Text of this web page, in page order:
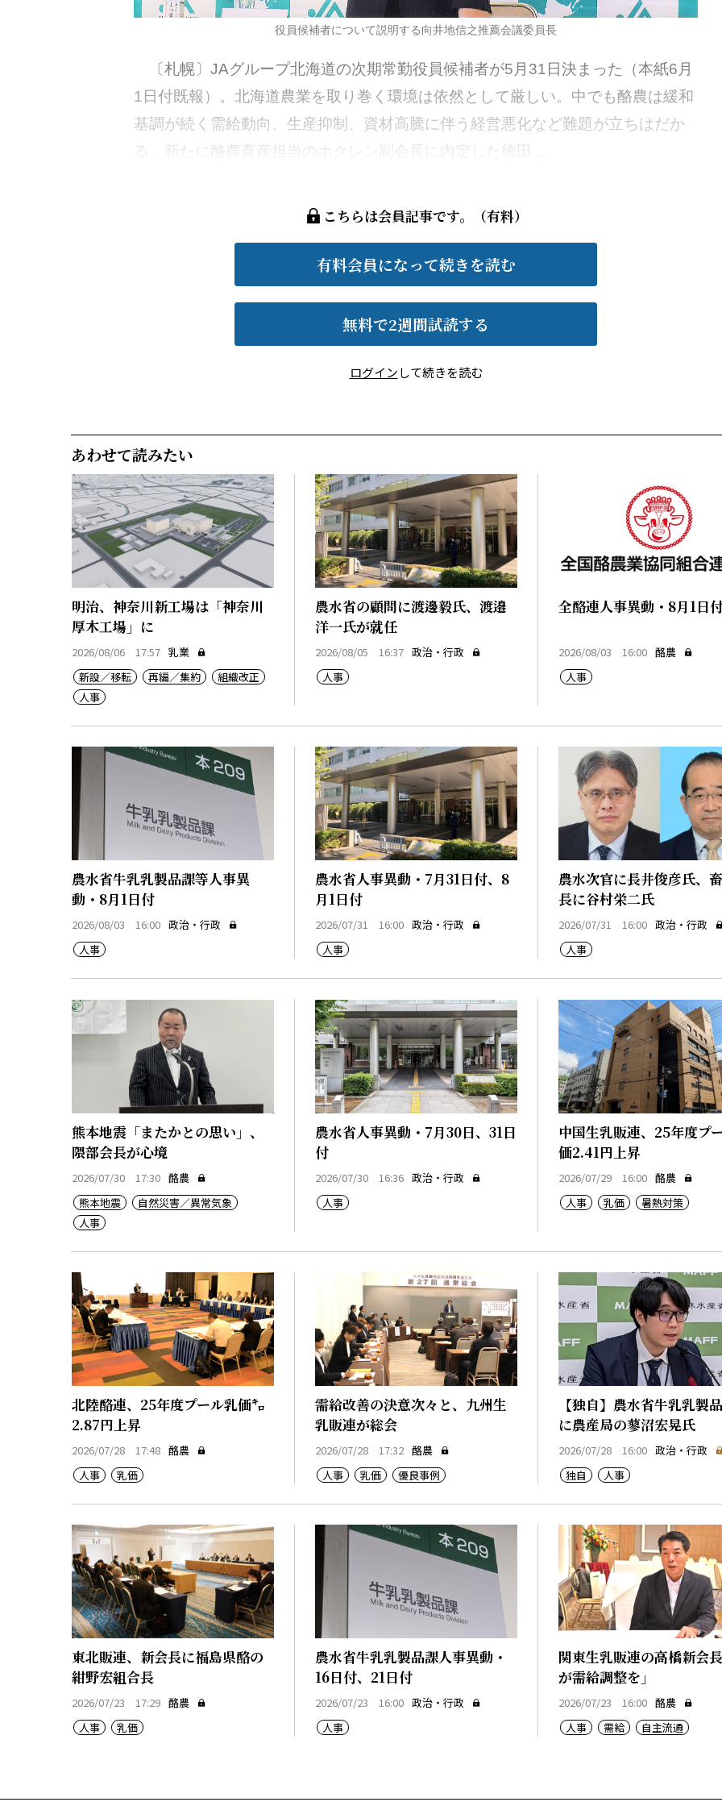
役員候補者について説明する向井地信之推薦会議委員長
〔札幌〕JAグループ北海道の次期常勤役員候補者が5月31日決まった（本紙6月
1日付既報）。北海道農業を取り巻く環境は依然として厳しい。中でも酪農は緩和
基調が続く需給動向、生産抑制、資材高騰に伴う経営悪化など難題が立ちはだか
る。新たに酪農畜産担当のホクレン副会長に内定した徳田...
こちらは会員記事です。（有料）
有料会員になって続きを読む
無料で2週間試読する
ログインして続きを読む
あわせて読みたい
明治、神奈川新工場は「神奈川
厚木工場」に
2026/08/06 17:57 乳業
新設／移転
再編／集約
組織改正
人事
農水省の顧問に渡邊毅氏、渡邉
洋一氏が就任
2026/08/05 16:37 政治・行政
人事
全酪連人事異動・8月1日
2026/08/03 16:00 酪農
人事
農水省牛乳乳製品課等人事異
動・8月1日付
2026/08/03 16:00 政治・行政
人事
農水省人事異動・7月31日付、8
月1日付
2026/07/31 16:00 政治・行政
人事
農水次官に長井俊彦氏、
長に谷村栄二氏
2026/07/31 16:00 政治・行政
人事
熊本地震「またかとの思い」、
隈部会長が心境
2026/07/30 17:30 酪農
熊本地震
自然災害／異常気象
人事
農水省人事異動・7月30日、31日
付
2026/07/30 16:36 政治・行政
人事
中国生乳販連、25年度プ
価2.41円上昇
2026/07/29 16:00 酪農
人事
乳価 暑熱対策
北陸酪連、25年度プール乳価㌔
2.87円上昇
2026/07/28 17:48 酪農
人事
乳価
需給改善の決意次々と、九州生
乳販連が総会
2026/07/28 17:32 酪農
人事
乳価 優良事例
【独自】農水省牛乳乳製
に農産局の蓼沼宏晃氏
2026/07/28 16:00 政治・行政
独自
人事
東北販連、新会長に福島県酪の
紺野宏組合長
2026/07/23 17:29 酪農
人事
乳価
農水省牛乳乳製品課人事異動・
16日付、21日付
2026/07/23 16:00 政治・行政
人事
関東生乳販連の高橋新会
が需給調整を」
2026/07/23 16:00 酪農
人事
需給 自主流通